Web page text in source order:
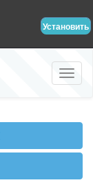
Установить
Toggle